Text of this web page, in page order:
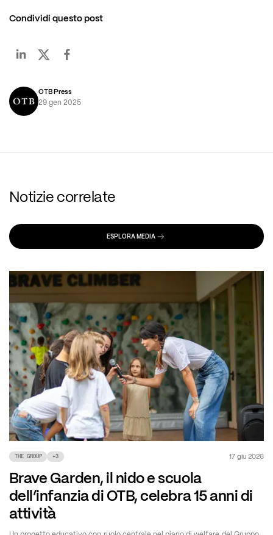
Condividi questo post
OTB Press
29 gen 2025
Notizie correlate
ESPLORA MEDIA
THE GROUP +3 17 giu 2026
Brave Garden, il nido e scuola
dell’infanzia di OTB, celebra 15 anni di
attività